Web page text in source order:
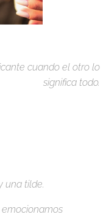
cuando el otro lo
significa todo.
una tilde.
emocionamos